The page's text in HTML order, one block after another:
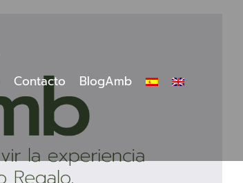
Contacto BlogAmb